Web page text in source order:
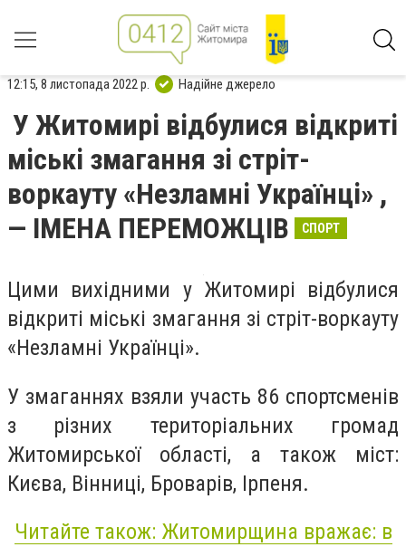
12:15, 8 листопада 2022 р. Надійне джерело
У Житомирі відбулися відкриті
міські змагання зі стріт-
воркауту «Незламні Українці» ,
— ІМЕНА ПЕРЕМОЖЦІВ
СПОРТ
Цими вихідними у Житомирі відбулися
відкриті міські змагання зі стріт-воркауту
«Незламні Українці».
У змаганнях взяли участь 86 спортсменів
з різних територіальних громад
Житомирської області, а також міст:
Києва, Вінниці, Броварів, Ірпеня.
Читайте також: Житомирщина вражає: в